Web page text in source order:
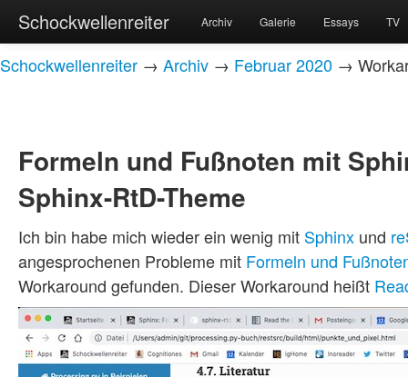
Schockwellenreiter Archiv Galerie Essays TV
Schockwellenreiter → Archiv → Februar 2020 →
Formeln und Fußnoten mit
Sphinx-RtD-Theme
Ich bin habe mich wieder ein wenig mit Sphinx und
angesprochenen Probleme mit Formeln und
Workaround gefunden. Dieser Workaround heißt